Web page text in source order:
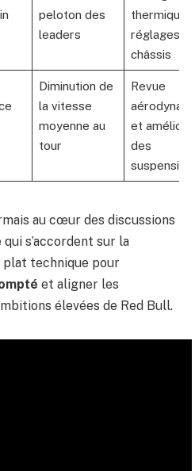
peloton des
leaders
thermique
réglages
châssis
Diminution de
la vitesse
moyenne au
tour
Revue
et
des
au cœur des discussions
s’accordent sur la
plat technique pour
et aligner les
élevées de Red Bull.